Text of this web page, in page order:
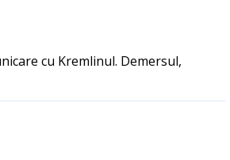
cu Kremlinul. Demersul,